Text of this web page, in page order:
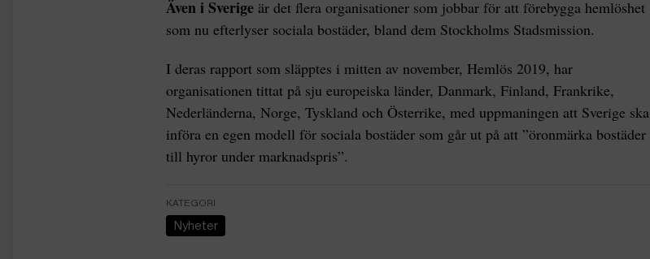
Även i Sverige är det flera organisationer som jobbar för att förebygga hemlöshet
som nu efterlyser sociala bostäder, bland dem Stockholms Stadsmission.
I deras rapport som släpptes i mitten av november, Hemlös 2019, har
organisationen tittat på sju europeiska länder, Danmark, Finland, Frankrike,
Nederländerna, Norge, Tyskland och Österrike, med uppmaningen att Sverige ska
införa en egen modell för sociala bostäder som går ut på att ”öronmärka bostäder
till hyror under marknadspris”.
KATEGORI
Nyheter